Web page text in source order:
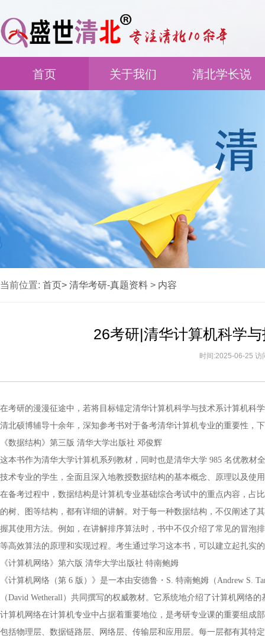
首页 关于我们 清北学长说
当前位置: 首页> 清华考研-真题资料 > 内容
26考研|清华计算机科学
时间:2025-06-25 访
在考研的漫漫征途中，若将目标锚定清华计算机科学与技术系计算机科
清北硕博辅导十余年，深知参考书对于备考清华计算机专业的重要性，
《数据结构》第三版 清华大学出版社 邓俊辉
这本书作为清华大学计算机系列教材，同时也是清华大学 985 名优教
技术专业的学生，全面且深入地教授数据结构的基本概念、原理以及使
在备考过程中，数据结构是计算机专业基础综合考试中的重点内容，占
的树、图等结构，都有详细的讲解。对于每一种数据结构，不仅阐述了
握其使用方法。例如，在讲解排序算法时，书中不仅介绍了常见的冒泡
等高效算法的原理和实现过程。考生通过学习这本书，可以建立起扎实
《计算机网络》第六版 清华大学出版社 特南鲍姆
《计算机网络（第 6 版）》是一本由安德鲁・S. 特南鲍姆（Andrew S.
（David Wetherall）共同撰写的权威教材。它系统地介绍了计算机网络
计算机网络在计算机专业中占据着重要地位，是考研专业课的重要组成
包括物理层、数据链路层、网络层、传输层和应用层。每一层都有其特